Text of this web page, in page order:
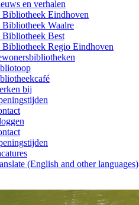
en verhalen
Bibliotheek Eindhoven
Bibliotheek Waalre
Bibliotheek Best
Bibliotheek Regio Eindhoven
bij
(English and other languages)